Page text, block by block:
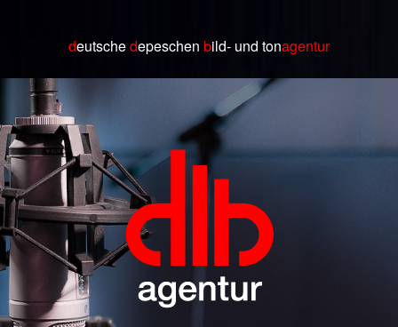
deutschedepeschen bild- und tonagentur